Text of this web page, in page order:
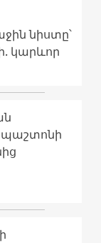
նիստը՝
կարևոր
պաշտոնի